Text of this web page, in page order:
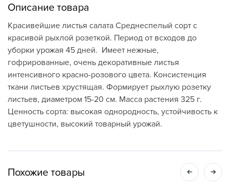
Описание товара
Красивейшие листья салата Среднеспелый сорт с
красивой рыхлой розеткой. Период от всходов до
уборки урожая 45 дней. Имеет нежные,
гофрированные, очень декоративные листья
интенсивного красно-розового цвета. Консистенция
ткани листьев хрустящая. Формирует рыхлую розетку
листьев, диаметром 15-20 см. Масса растения 325 г.
Ценность сорта: высокая однородность, устойчивость к
цветушности, высокий товарный урожай.
Похожие товары